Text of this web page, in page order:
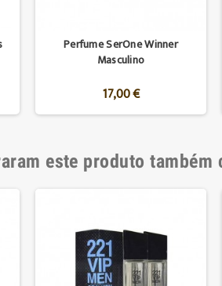
Perfume SerOne Winner
Masculino
17,00 €
este produto também